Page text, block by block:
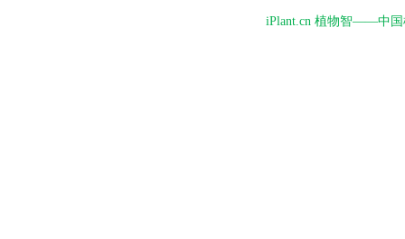
iPlant.cn 植物智——中国